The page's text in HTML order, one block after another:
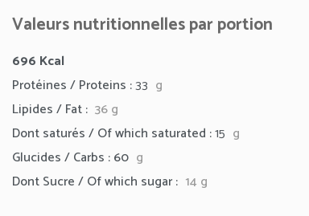
Valeurs nutritionnelles par portion
696 Kcal
Protéines / Proteins :33 g
Lipides / Fat : 36g
Dont saturés / Of which saturated :15 g
Glucides / Carbs : 60 g
Dont Sucre / Of which sugar : 14 g